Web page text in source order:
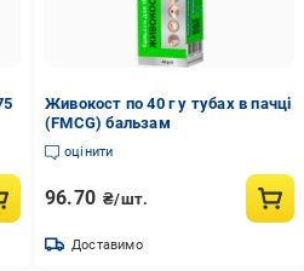
Живокост по 40 г у тубах в пачці
(FMCG) бальзам
оцінити
96.70 ₴/шт.
Доставимо